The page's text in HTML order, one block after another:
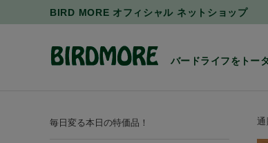
BIRD MORE オフィシャル ネットショップ
バードライフをトー
通
毎日変る本日の特価品！